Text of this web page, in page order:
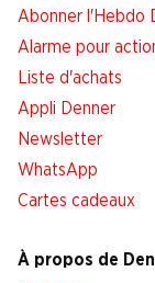
Abonner l'Hebdo
Alarme pour
Liste d'achats
Appli Denner
Newsletter
WhatsApp
Cartes cadeaux
À propos de